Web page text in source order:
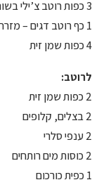
3 כפות רוטב צ’ילי בשום – מזרח ומערב
1 כף רוטב דגים – מזרח ומערב (אפשר סויה במקום)
4 כפות שמן זית
לרוטב:
2 כפות שמן זית
2 בצלים, קלופים
2 ענפי סלרי
2 כוסות מים רותחים
1 כפית כורכום